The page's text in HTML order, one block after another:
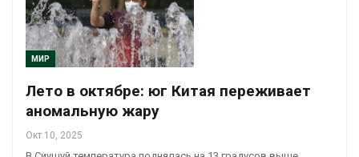
МИР
Лето в октябре: юг Китая переживает
аномальную жару
Окт 10, 2025